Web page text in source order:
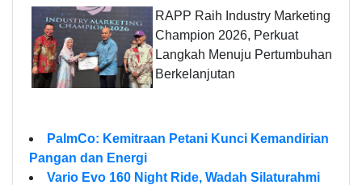
RAPP Raih Industry Marketing
Champion 2026, Perkuat
Langkah Menuju Pertumbuhan
Berkelanjutan
PalmCo: Kemitraan Petani Kunci Kemandirian
Pangan dan Energi
Vario Evo 160 Night Ride, Wadah Silaturahmi